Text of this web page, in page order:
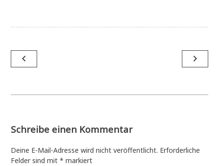
Beitragsnavigation
navigate_before navigate_next
Schreibe einen Kommentar
Deine E-Mail-Adresse wird nicht veröffentlicht. Erforderliche
Felder sind mit* markiert